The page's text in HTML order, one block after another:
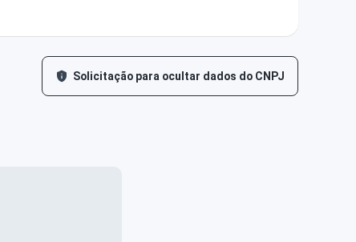
Solicitação para ocultar dados do CNPJ